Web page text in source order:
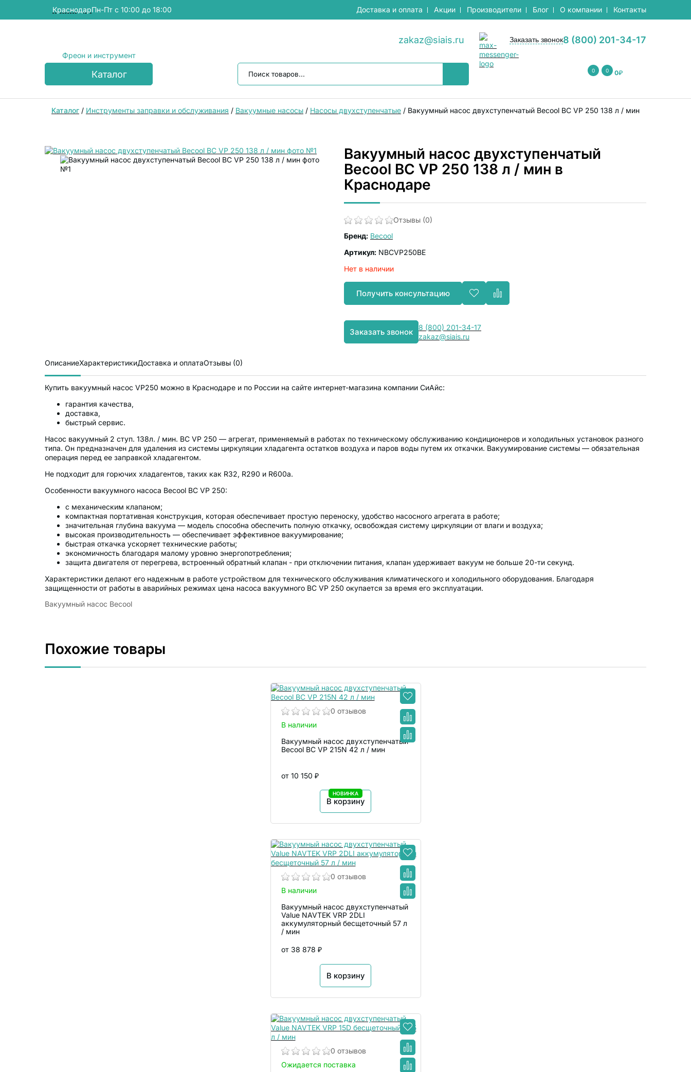
КраснодарПн-Пт с 10:00 до 18:00 Доставка и оплата Акции Производители Блог О компании Контакты
Фреон и инструмент
zakaz@siais.ru 8 (800) 201-34-17
Заказать звонок
Каталог 0 0 0₽
Каталог / Инструменты заправки и обслуживания / Вакуумные насосы / Насосы двухступенчатые / Вакуумный насос двухступенчатый Becool BC VP 250 138 л / мин
Вакуумный насос двухступенчатый
Becool BC VP 250 138 л / мин в
Краснодаре
Отзывы (0)
Бренд: Becool
Артикул: NBCVP250BE
Нет в наличии
Получить консультацию
Заказать звонок
8 (800) 201-34-17
zakaz@siais.ru
ОписаниеХарактеристикиДоставка и оплатаОтзывы (0)
Купить вакуумный насос VP250 можно в Краснодаре и по России на сайте интернет-магазина компании СиАйс:
гарантия качества,
доставка,
быстрый сервис.
Насос вакуумный 2 ступ. 138л. / мин. BC VP 250 — агрегат, применяемый в работах по техническому обслуживанию кондиционеров и холодильных установок разного
типа. Он предназначен для удаления из системы циркуляции хладагента остатков воздуха и паров воды путем их откачки. Вакуумирование системы — обязательная
операция перед ее заправкой хладагентом.
Не подходит для горючих хладагентов, таких как R32, R290 и R600a.
Особенности вакуумного насоса Becool BC VP 250:
с механическим клапаном;
компактная портативная конструкция, которая обеспечивает простую переноску, удобство насосного агрегата в работе;
значительная глубина вакуума — модель способна обеспечить полную откачку, освобождая систему циркуляции от влаги и воздуха;
высокая производительность — обеспечивает эффективное вакуумирование;
быстрая откачка ускоряет технические работы;
экономичность благодаря малому уровню энергопотребления;
защита двигателя от перегрева, встроенный обратный клапан - при отключении питания, клапан удерживает вакуум не больше 20-ти секунд.
Характеристики делают его надежным в работе устройством для технического обслуживания климатического и холодильного оборудования. Благодаря
защищенности от работы в аварийных режимах цена насоса вакуумного BC VP 250 окупается за время его эксплуатации.
Вакуумный насос Becool
Похожие товары
0 отзывов
В наличии
Вакуумный насос двухступенчатый
Becool BC VP 215N 42 л / мин
от 10 150 ₽
В корзину
НОВИНКА
0 отзывов
В наличии
Вакуумный насос двухступенчатый
Value NAVTEK VRP 2DLI
аккумуляторный бесщеточный 57 л
/ мин
от 38 878 ₽
В корзину
0 отзывов
Ожидается поставка